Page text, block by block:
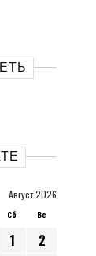
Август 2026
Сб Вс
1
2